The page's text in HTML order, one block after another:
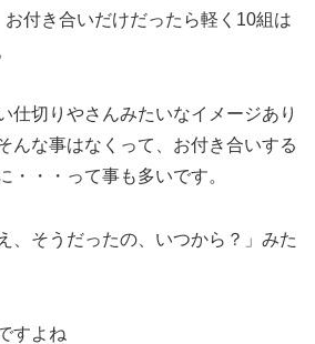
付き合いだけだったら軽く10組は
仕切りやさんみたいなイメージあり
んな事はなくって、お付き合いする
・・・って事も多いです。
、そうだったの、いつから？」みた
すよね